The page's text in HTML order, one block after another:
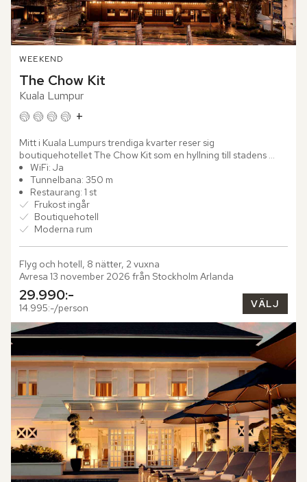
WEEKEND
The Chow Kit
Kuala Lumpur
+
Mitt i Kuala Lumpurs trendiga kvarter reser sig
boutiquehotellet The Chow Kit som en hyllning till stadens
historia – där gammalt möter nytt. Designen, ledd av den
välkända New...
WiFi: Ja
Tunnelbana: 350 m
Restaurang: 1 st
Frukost ingår
Boutiquehotell
Moderna rum
Flyg och hotell, 8 nätter, 2 vuxna
Avresa 13 november 2026 från Stockholm Arlanda
29.990:-
14.995:-/person VÄLJ